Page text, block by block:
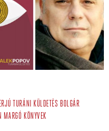
TURÁNI KÜLDETÉS BOLGÁR
MARGÓ KÖNYVEK